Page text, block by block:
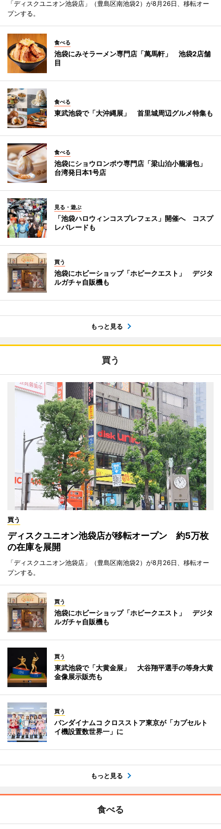
「ディスクユニオン池袋店」（豊島区南池袋2）が8月26日、移転オー
プンする。
食べる
池袋にみそラーメン専門店「萬馬軒」 池袋2店舗
目
食べる
東武池袋で「大沖縄展」 首里城周辺グルメ特集も
食べる
池袋にショウロンポウ専門店「梁山泊小籠湯包」
台湾発日本1号店
見る・遊ぶ
「池袋ハロウィンコスプレフェス」開催へ コスプ
レパレードも
買う
池袋にホビーショップ「ホビークエスト」 デジタ
ルガチャ自販機も
もっと見る
買う
買う
ディスクユニオン池袋店が移転オープン 約5万枚
の在庫を展開
「ディスクユニオン池袋店」（豊島区南池袋2）が8月26日、移転オー
プンする。
買う
池袋にホビーショップ「ホビークエスト」 デジタ
ルガチャ自販機も
買う
東武池袋で「大黄金展」 大谷翔平選手の等身大黄
金像展示販売も
買う
バンダイナムコ クロスストア東京が「カプセルト
イ機設置数世界一」に
もっと見る
食べる